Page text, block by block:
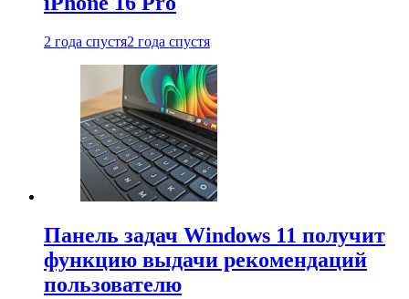
2 года спустя2 года спустя
Панель задач Windows 11 получит
функцию выдачи рекомендаций
пользователю